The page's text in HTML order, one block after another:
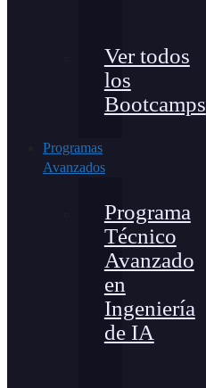
Ver todos
los
Bootcamps
Programas
Avanzados
Programa
Técnico
Avanzado
en
Ingeniería
de IA